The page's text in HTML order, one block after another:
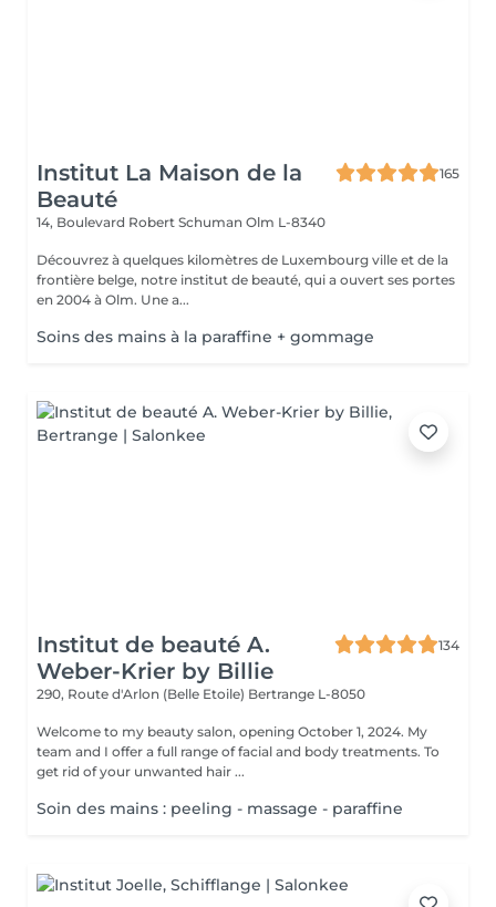
Institut La Maison de la
Beauté
165
14, Boulevard Robert Schuman Olm L-8340
Découvrez à quelques kilomètres de Luxembourg ville et de la
frontière belge, notre institut de beauté, qui a ouvert ses portes
en 2004 à Olm. Une a...
Soins des mains à la paraffine + gommage
Institut de beauté A.
Weber-Krier by Billie
134
290, Route d'Arlon (Belle Etoile) Bertrange L-8050
Welcome to my beauty salon, opening October 1, 2024. My
team and I offer a full range of facial and body treatments. To
get rid of your unwanted hair ...
Soin des mains : peeling - massage - paraffine